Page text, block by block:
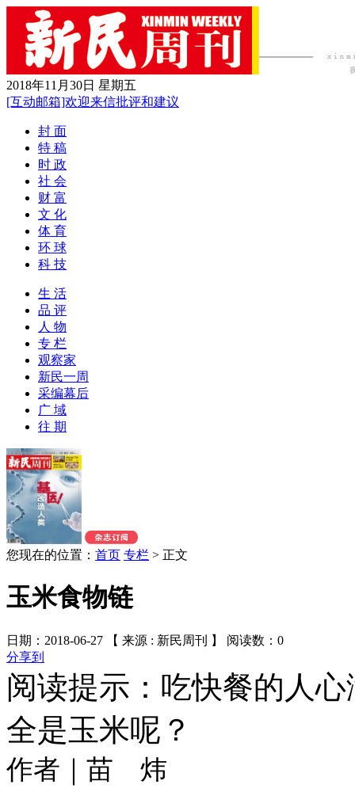
2018年11月30日 星期五
[互动邮箱]欢迎来信批评和建议
封 面
特 稿
时 政
社 会
财 富
文 化
体 育
环 球
科 技
生 活
品 评
人 物
专 栏
观察家
新民一周
采编幕后
广 域
往 期
您现在的位置： 首页 专栏 > 正文
玉米食物链
日期：2018-06-27 【 来源 : 新民周刊 】 阅读数： 0
分享到
阅读提示：吃快餐的人
全是玉米呢？
作者｜苗 炜